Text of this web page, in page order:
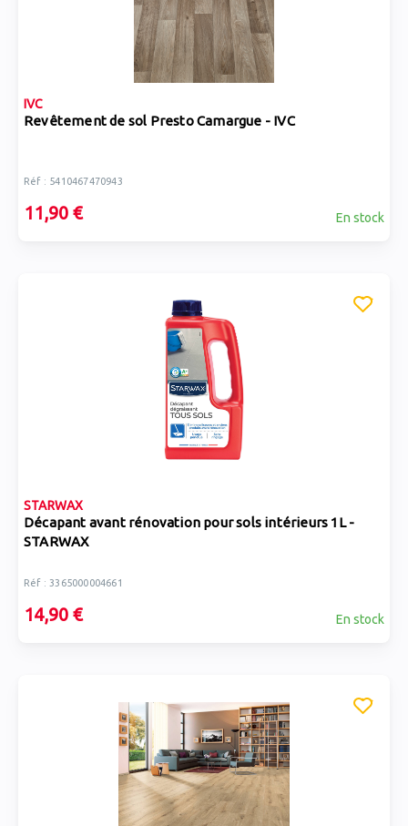
IVC
Revêtement de sol Presto Camargue - IVC
Réf : 5410467470943
11,90 € En stock
STARWAX
Décapant avant rénovation pour sols intérieurs 1L -
STARWAX
Réf : 3365000004661
14,90 € En stock